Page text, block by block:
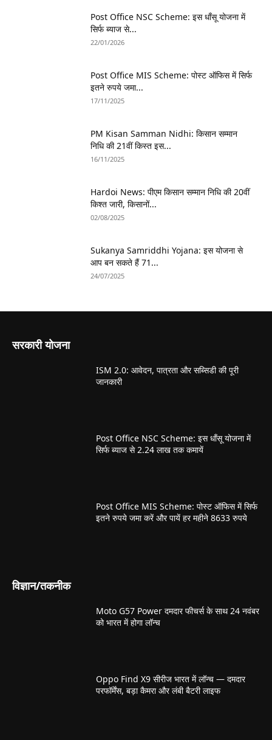
Post Office NSC Scheme: इस धाँसू योजना में
सिर्फ ब्याज से...
22/01/2026
Post Office MIS Scheme: पोस्ट ऑफिस में सिर्फ
इतने रुपये जमा...
17/11/2025
PM Kisan Samman Nidhi: किसान सम्मान
निधि की 21वीं किस्त इस...
16/11/2025
Hardoi News: पीएम किसान सम्मान निधि की 20वीं
किश्त जारी, किसानों...
02/08/2025
Sukanya Samriddhi Yojana: इस योजना से
आप बन सकते हैं 71...
24/07/2025
सरकारी योजना
ISM 2.0: आवेदन, पात्रता और सब्सिडी की पूरी
जानकारी
Post Office NSC Scheme: इस धाँसू योजना में
सिर्फ ब्याज से 2.24 लाख तक कमायें
Post Office MIS Scheme: पोस्ट ऑफिस में सिर्फ
इतने रुपये जमा करें और पायें हर महीने 8633 रुपये
विज्ञान/तकनीक
Moto G57 Power दमदार फीचर्स के साथ 24 नवंबर
को भारत में होगा लॉन्च
Oppo Find X9 सीरीज भारत में लॉन्च — दमदार
परफॉर्मेंस, बड़ा कैमरा और लंबी बैटरी लाइफ